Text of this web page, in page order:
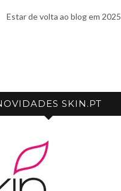
Estar de volta ao blog em 2025
SKIN.PT